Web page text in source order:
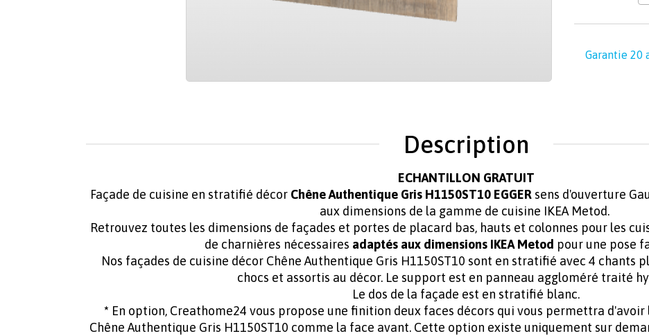
Garantie 20
Description
ECHANTILLON GRATUIT
Façade de cuisine en stratifié décor Chêne Authentique Gris H1150ST10 EGGERsens d'ouverture
aux dimensions de la gamme de cuisine IKEA Metod.
Retrouvez toutes les dimensions de façades et portes de placard bas, hauts et colonnes pour les
de charnières nécessaires adaptés aux dimensions IKEA Metod pour une pose
Nos façades de cuisine décor Chêne Authentique Gris H1150ST10 sont en stratifié avec 4 chants
chocs et assortis au décor. Le support est en panneau aggloméré traité
Le dos de la façade est en stratifié blanc.
* En option, Creathome24 vous propose une finition deux faces décors qui vous permettra
Chêne Authentique Gris H1150ST10 comme la face avant. Cette option existe uniquement sur